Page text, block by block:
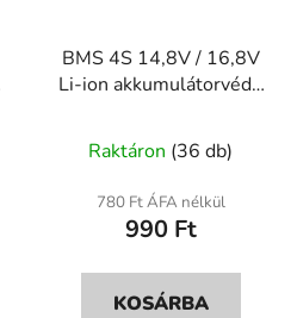
BMS 4S 14,8V / 16,8V
Li-ion akkumulátorvédő
Raktáron (36 db)
780 Ft ÁFA nélkül
990 Ft
KOSÁRBA